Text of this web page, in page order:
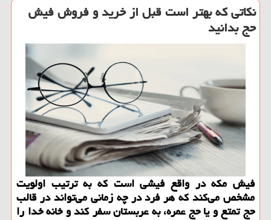
نکاتی که بهتر است قبل از خرید و فروش فیش
حج بدانید
فیش مکه در واقع فیشی است که به‌ ترتیب اولویت
مشخص می‌کند که هر فرد در چه زمانی می‌تواند در قالب
حج تمتع و یا حج عمره، به عربستان سفر کند و خانه خدا را